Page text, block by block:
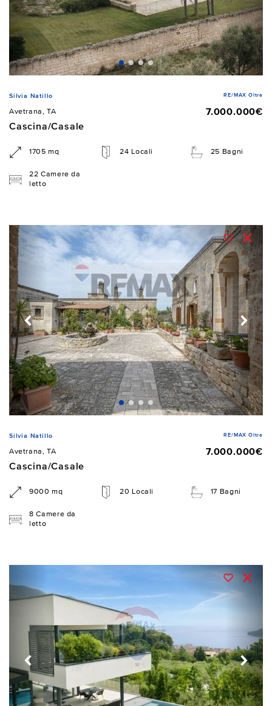
Silvia Natillo RE/MAX Oltre
Avetrana, TA
7.000.000€
Cascina/Casale
1705 mq 24 Locali 25 Bagni
22 Camere da
letto
Silvia Natillo RE/MAX Oltre
Avetrana, TA
7.000.000€
Cascina/Casale
9000 mq 20 Locali 17 Bagni
8 Camere da
letto